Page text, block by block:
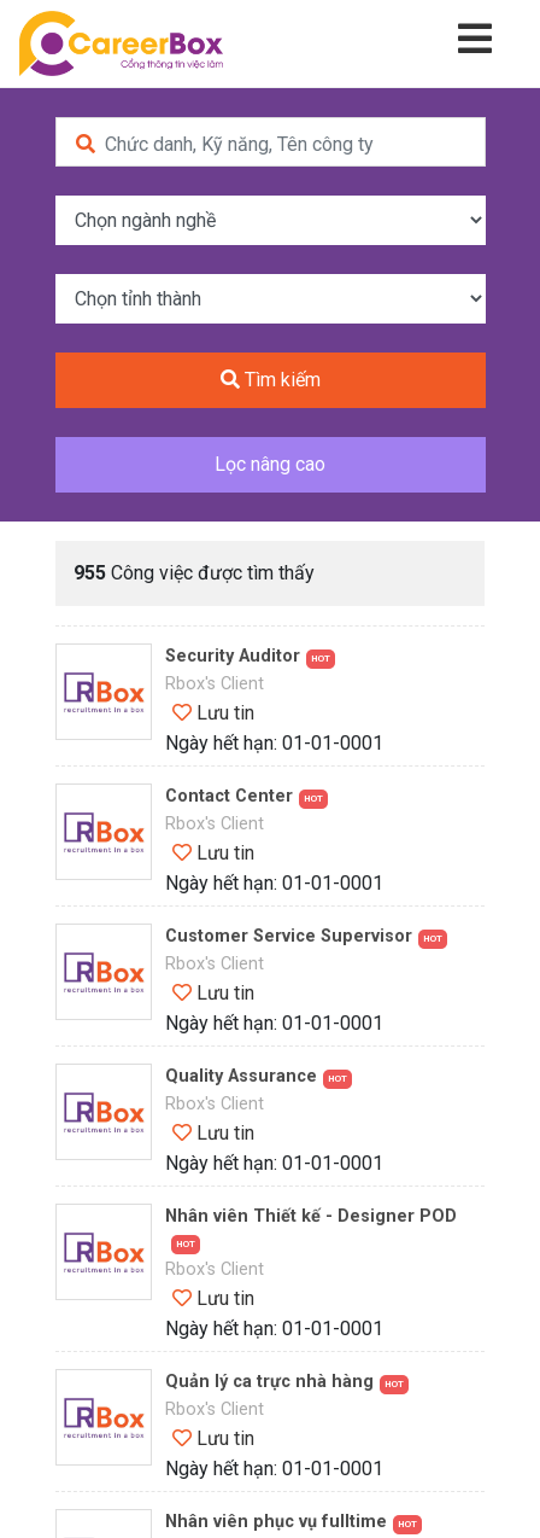
Tìm kiếm
Lọc nâng cao
955 Công việc được tìm thấy
Security Auditor HOT
Rbox's Client
Lưu tin
Ngày hết hạn: 01-01-0001
Contact Center HOT
Rbox's Client
Lưu tin
Ngày hết hạn: 01-01-0001
Customer Service Supervisor HOT
Rbox's Client
Lưu tin
Ngày hết hạn: 01-01-0001
Quality Assurance HOT
Rbox's Client
Lưu tin
Ngày hết hạn: 01-01-0001
Nhân viên Thiết kế - Designer POD
HOT
Rbox's Client
Lưu tin
Ngày hết hạn: 01-01-0001
Quản lý ca trực nhà hàng HOT
Rbox's Client
Lưu tin
Ngày hết hạn: 01-01-0001
Nhân viên phục vụ fulltime HOT